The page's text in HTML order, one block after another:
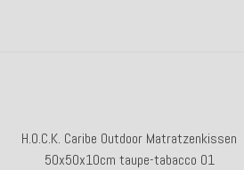
H.O.C.K. Caribe Outdoor Matratzenkissen
50x50x10cm taupe-tabacco 01